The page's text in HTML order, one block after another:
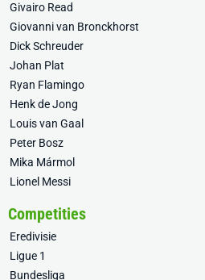
Givairo Read
Giovanni van Bronckhorst
Dick Schreuder
Johan Plat
Ryan Flamingo
Henk de Jong
Louis van Gaal
Peter Bosz
Mika Mármol
Lionel Messi
Competities
Eredivisie
Ligue 1
Bundesliga